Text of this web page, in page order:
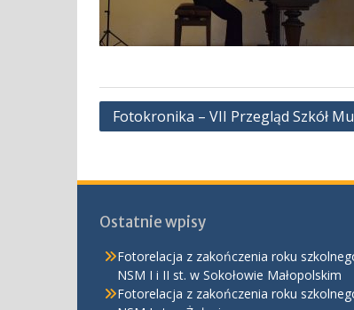
Nawigacja
Fotokronika – VII Przegląd Szkół
Ostatnie wpisy
Fotorelacja z zakończenia roku
NSM I i II st. w Sokołowie Małopolskim
Fotorelacja z zakończenia roku